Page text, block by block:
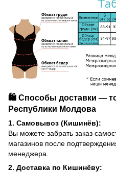
🛍️ Способы доставки —
Республики Молдова
1. Самовывоз (Кишинёв):
Вы можете забрать заказ
магазинов после
менеджера.
2. Доставка по Кишинёву: